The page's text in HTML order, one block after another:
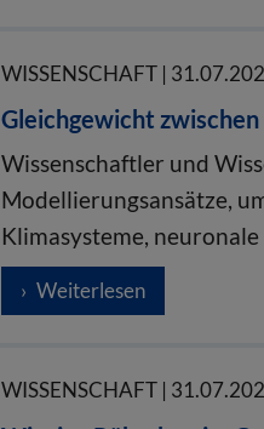
WISSENSCHAFT |
Gleichgewicht
Wissenschaftler und
Modellierungsansätze,
Klimasysteme, neuronale
Weiterlesen
WISSENSCHAFT |